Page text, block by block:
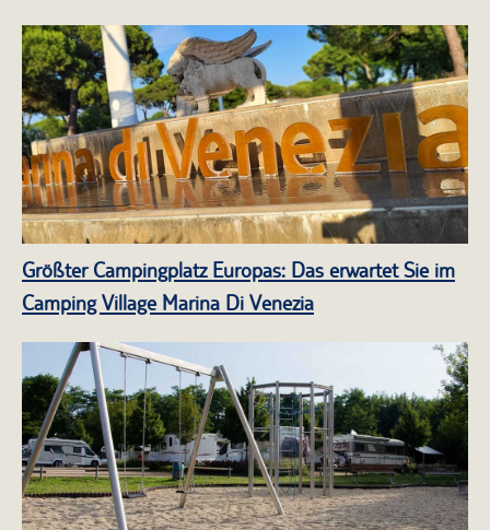
Größter Campingplatz Europas: Das erwartet Sie im
Camping Village Marina Di Venezia